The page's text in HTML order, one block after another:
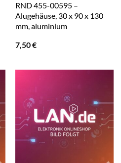
RND 455-00595 –
Alugehäuse, 30 x 90 x 130
mm, aluminium
7,50€